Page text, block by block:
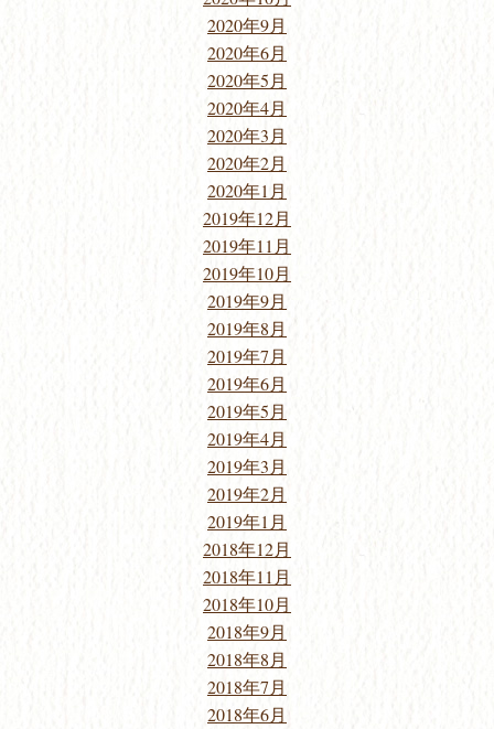
2020年9月
2020年6月
2020年5月
2020年4月
2020年3月
2020年2月
2020年1月
2019年12月
2019年11月
2019年10月
2019年9月
2019年8月
2019年7月
2019年6月
2019年5月
2019年4月
2019年3月
2019年2月
2019年1月
2018年12月
2018年11月
2018年10月
2018年9月
2018年8月
2018年7月
2018年6月